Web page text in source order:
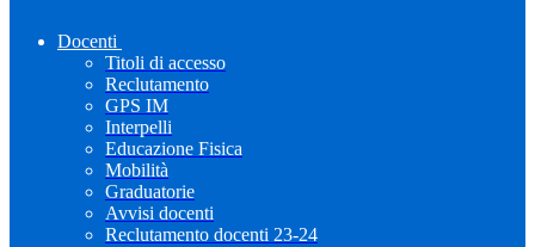
Docenti
Titoli di accesso
Reclutamento
GPS IM
Interpelli
Educazione Fisica
Mobilità
Graduatorie
Avvisi docenti
Reclutamento docenti 23-24